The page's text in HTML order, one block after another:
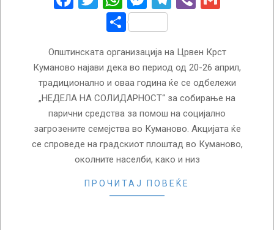
Share
Општинската организација на Црвен Крст
Куманово најави дека во период од 20-26 април,
традиционално и оваа година ќе се одбележи
„НЕДЕЛА НА СОЛИДАРНОСТ“ за собирање на
парични средства за помош на социјално
загрозените семејства во Куманово. Акцијата ќе
се спроведе на градскиот плоштад во Куманово,
околните населби, како и низ
ПРОЧИТАЈ ПОВЕЌЕ